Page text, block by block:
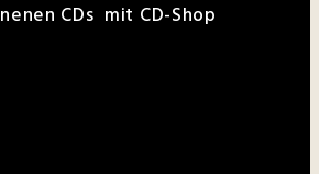
CDs mit CD-Shop